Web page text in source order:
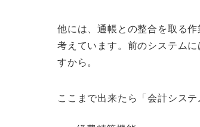
他には、通帳との整合を取る
考えています。前のシステム
すから。
ここまで出来たら「会計シス